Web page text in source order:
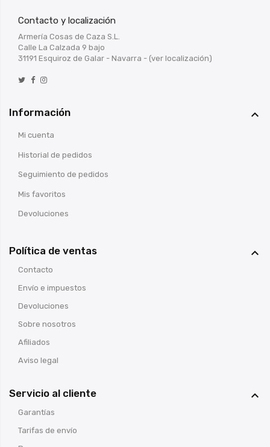
Contacto y localización
Armería Cosas de Caza S.L.
Calle La Calzada 9 bajo
31191 Esquiroz de Galar - Navarra - (ver localización)
Información 
Mi cuenta
Historial de pedidos
Seguimiento de pedidos
Mis favoritos
Devoluciones
Política de ventas 
Contacto
Envío e impuestos
Devoluciones
Sobre nosotros
Afiliados
Aviso legal
Servicio al cliente 
Garantías
Tarifas de envío